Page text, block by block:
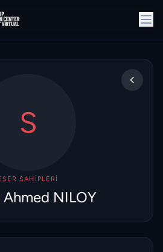
S
SAHIPLERI
Ahmed NILOY